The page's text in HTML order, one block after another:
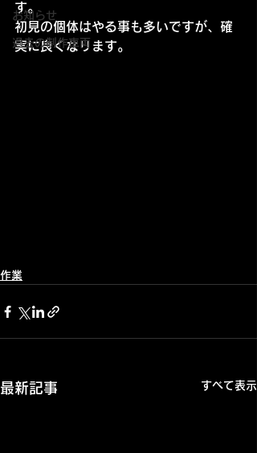
お知らせ
過去の制作車両
す。
初見の個体はやる事も多いですが、確
実に良くなります。
作業
最新記事 すべて表示